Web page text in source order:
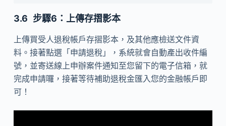
步驟6：上傳存摺影本
上傳買受人退稅帳戶存摺影本，及其他應檢送文件資
料。接著點選「申請退稅」，系統就會自動產出收件編
號，並寄送線上申辦案件通知至您留下的電子信箱，就
完成申請囉，接著等待補助退稅金匯入您的金融帳戶即
可！